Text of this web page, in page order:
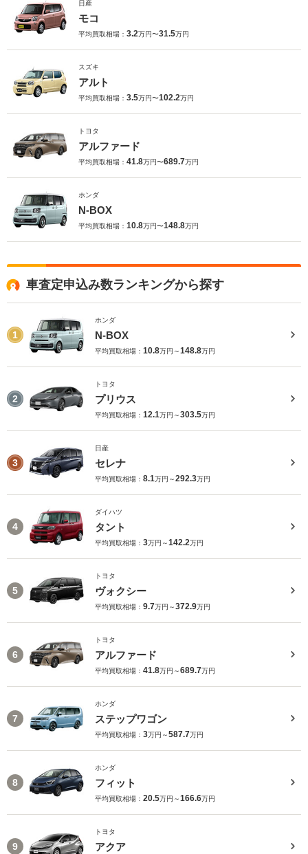
日産
モコ
平均買取相場： 3.2万円〜31.5万円
スズキ
アルト
平均買取相場： 3.5万円〜102.2万円
トヨタ
アルファード
平均買取相場： 41.8万円〜689.7万円
ホンダ
N-BOX
平均買取相場： 10.8万円〜148.8万円
車査定申込み数ランキングから探す
1
ホンダ
N-BOX
平均買取相場： 10.8万円～148.8万円
2
トヨタ
プリウス
平均買取相場： 12.1万円～303.5万円
3
日産
セレナ
平均買取相場： 8.1万円～292.3万円
4
ダイハツ
タント
平均買取相場： 3万円～142.2万円
5
トヨタ
ヴォクシー
平均買取相場： 9.7万円～372.9万円
6
トヨタ
アルファード
平均買取相場： 41.8万円～689.7万円
7
ホンダ
ステップワゴン
平均買取相場： 3万円～587.7万円
8
ホンダ
フィット
平均買取相場： 20.5万円～166.6万円
9
トヨタ
アクア